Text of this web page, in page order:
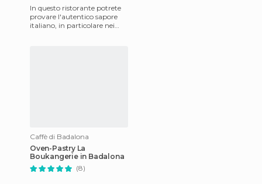
In questo ristorante potrete
provare l'autentico sapore
italiano, in particolare nei
Caffè di Badalona
Oven-Pastry La
Boukangerie in Badalona
(8)